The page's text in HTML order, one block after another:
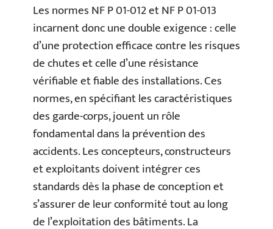
Les normes NF P 01-012 et NF P 01-013
incarnent donc une double exigence : celle
d’une protection efficace contre les risques
de chutes et celle d’une résistance
vérifiable et fiable des installations. Ces
normes, en spécifiant les caractéristiques
des garde-corps, jouent un rôle
fondamental dans la prévention des
accidents. Les concepteurs, constructeurs
et exploitants doivent intégrer ces
standards dès la phase de conception et
s’assurer de leur conformité tout au long
de l’exploitation des bâtiments. La